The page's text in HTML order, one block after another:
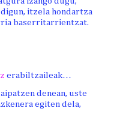
itzela hondartza
baserritarrientzat.
erabiltzaileak…
denean, uste
egiten dela,